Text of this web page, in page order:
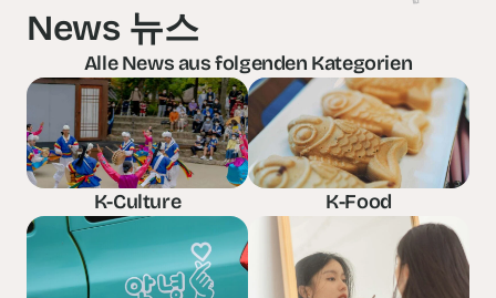
News 뉴스
Alle News aus folgenden Kategorien
K-Culture K-Food